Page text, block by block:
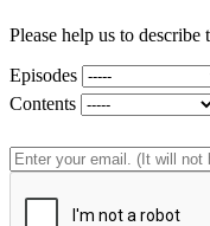
Please help us to describe
Episodes
Contents